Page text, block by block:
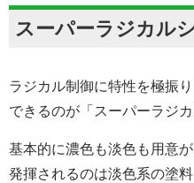
スーパーラジカル
ラジカル制御に特性を極振
できるのが「スーパーラジ
基本的に濃色も淡色も用意
発揮されるのは淡色系の塗料